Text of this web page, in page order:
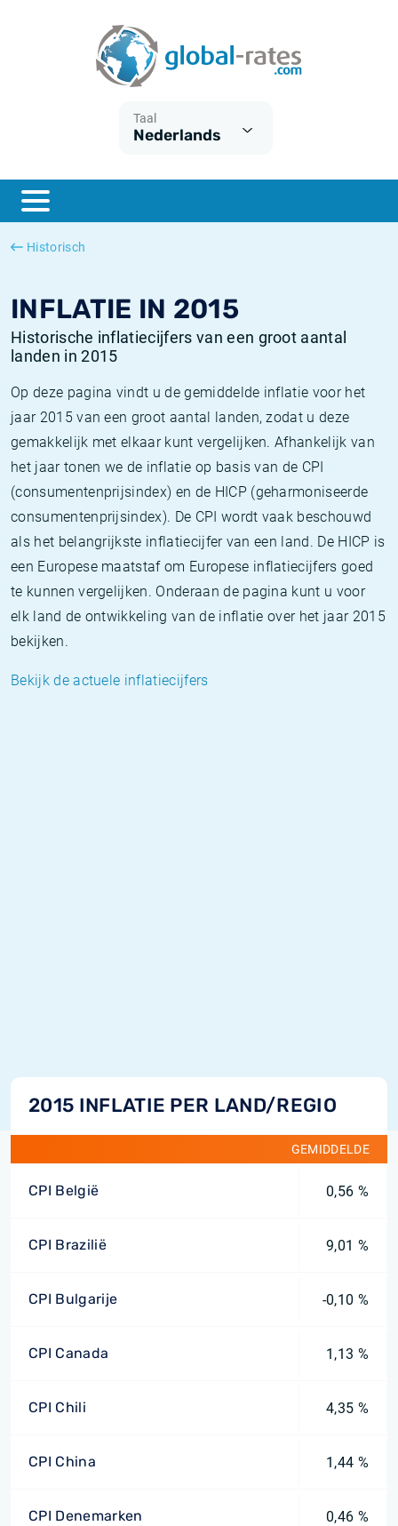
Taal
Nederlands
Historisch
INFLATIE IN 2015
Historische inflatiecijfers van een groot aantal
landen in 2015
Op deze pagina vindt u de gemiddelde inflatie voor het
jaar 2015 van een groot aantal landen, zodat u deze
gemakkelijk met elkaar kunt vergelijken. Afhankelijk van
het jaar tonen we de inflatie op basis van de CPI
(consumentenprijsindex) en de HICP (geharmoniseerde
consumentenprijsindex). De CPI wordt vaak beschouwd
als het belangrijkste inflatiecijfer van een land. De HICP is
een Europese maatstaf om Europese inflatiecijfers goed
te kunnen vergelijken. Onderaan de pagina kunt u voor
elk land de ontwikkeling van de inflatie over het jaar 2015
bekijken.
Bekijk de actuele inflatiecijfers
2015 INFLATIE PER LAND/REGIO
GEMIDDELDE
CPI België 0,56 %
CPI Brazilië 9,01 %
CPI Bulgarije -0,10 %
CPI Canada 1,13 %
CPI Chili 4,35 %
CPI China 1,44 %
CPI Denemarken 0,46 %
ESTER
SONIA
Wat is CPI inflatie?
Wat is HICP inflatie?
Nederlandse inflatie - CPI
Amerikaanse inflatie - CPI
Euribor historie
SOFR historie
TONAR historie
Inflatiecalculator